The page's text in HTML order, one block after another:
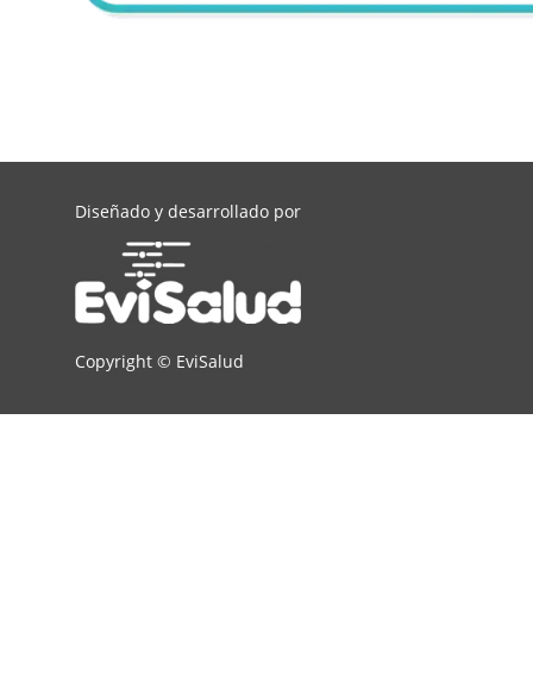
Diseñado y desarrollado por
Copyright © EviSalud